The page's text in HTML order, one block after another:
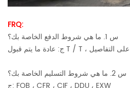
FRQ:
س 1. ما هي شروط الدفع الخاصة بك؟
س 2. ما هي شروط التسليم الخاصة بك؟
ج: FOB ، CFR ، CIF ، DDU ، EXW